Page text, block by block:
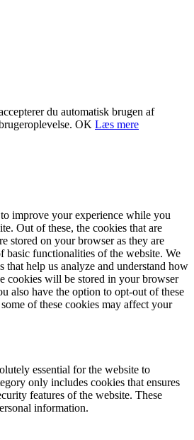
du automatisk brugen af
OK Læs mere
improve your experience while you
Out of these, the cookies that are
stored on your browser as they are
basic functionalities of the website. We
that help us analyze and understand how
cookies will be stored in your browser
also have the option to opt-out of these
of these cookies may affect your
essential for the website to
only includes cookies that ensures
features of the website. These
information.